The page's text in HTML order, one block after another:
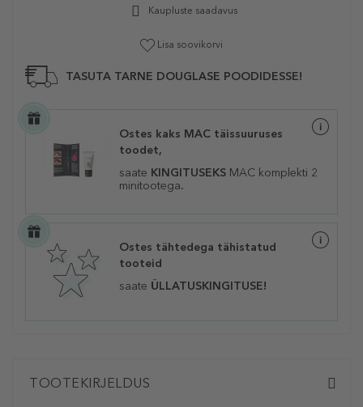
Kaupluste saadavus
Lisa soovikorvi
TASUTA TARNE DOUGLASE POODIDESSE!
Ostes kaks MAC täissuuruses
toodet,
saate KINGITUSEKS MAC komplekti 2
minitootega.
Ostes tähtedega tähistatud
tooteid
saate ÜLLATUSKINGITUSE!
TOOTEKIRJELDUS